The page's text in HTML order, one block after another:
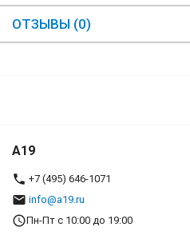
ОТЗЫВЫ (0)
A19
+7 (495) 646-1071
info@a19.ru
Пн-Пт с 10:00 до 19:00